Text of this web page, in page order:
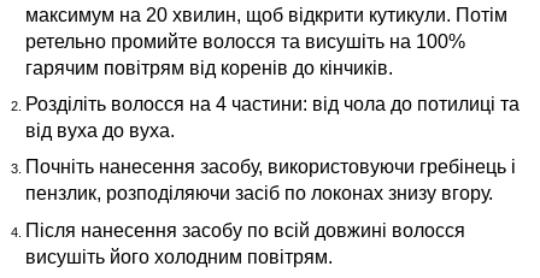
максимум на 20 хвилин, щоб відкрити кутикули. Потім
ретельно промийте волосся та висушіть на 100%
гарячим повітрям від коренів до кінчиків.
Розділіть волосся на 4 частини: від чола до потилиці та
від вуха до вуха.
Почніть нанесення засобу, використовуючи гребінець і
пензлик, розподіляючи засіб по локонах знизу вгору.
Після нанесення засобу по всій довжині волосся
висушіть його холодним повітрям.